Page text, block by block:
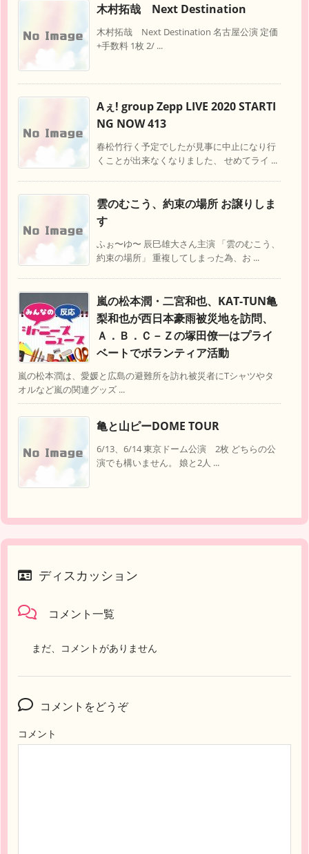
木村拓哉 Next Destination
木村拓哉 Next Destination 名古屋公演 定価
+手数料 1枚 2/ ...
Aぇ! group Zepp LIVE 2020 STARTI
NG NOW 413
春松竹行く予定でしたが見事に中止になり行
くことが出来なくなりました、 せめてライ ...
雲のむこう、約束の場所 お譲りしま
す
ふぉ〜ゆ〜 辰巳雄大さん主演 「雲のむこう、
約束の場所」 重複してしまった為、お ...
嵐の松本潤・二宮和也、KAT-TUN亀
梨和也が西日本豪雨被災地を訪問、
Ａ．Ｂ．Ｃ－Ｚの塚田僚一はプライ
ベートでボランティア活動
嵐の松本潤は、愛媛と広島の避難所を訪れ被災者にTシャツやタ
オルなど嵐の関連グッズ ...
亀と山ピーDOME TOUR
6/13、6/14 東京ドーム公演 2枚 どちらの公
演でも構いません。 娘と2人 ...
ディスカッション
コメント一覧
まだ、コメントがありません
コメントをどうぞ
コメント